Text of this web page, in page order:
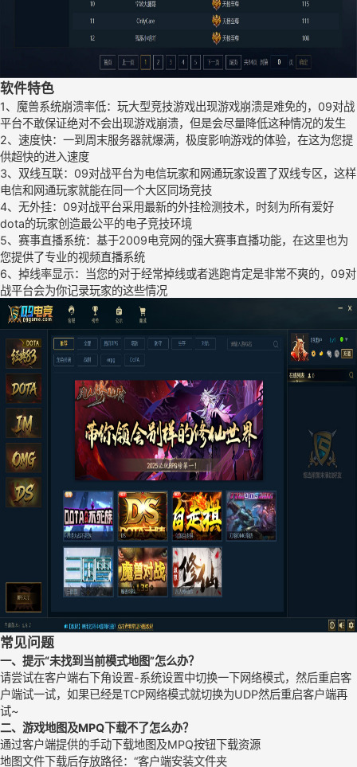
软件特色
1、魔兽系统崩溃率低：玩大型竞技游戏出现游戏崩溃是难免的，09对战
平台不敢保证绝对不会出现游戏崩溃，但是会尽量降低这种情况的发生
2、速度快：一到周末服务器就爆满，极度影响游戏的体验，在这为您提
供超快的进入速度
3、双线互联：09对战平台为电信玩家和网通玩家设置了双线专区，这样
电信和网通玩家就能在同一个大区同场竞技
4、无外挂：09对战平台采用最新的外挂检测技术，时刻为所有爱好
dota的玩家创造最公平的电子竞技环境
5、赛事直播系统：基于2009电竞网的强大赛事直播功能，在这里也为
您提供了专业的视频直播系统
6、掉线率显示：当您的对于经常掉线或者逃跑肯定是非常不爽的，09对
战平台会为你记录玩家的这些情况
常见问题
一、提示“未找到当前模式地图”怎么办？
请尝试在客户端右下角设置-系统设置中切换一下网络模式，然后重启客
户端试一试，如果已经是TCP网络模式就切换为UDP然后重启客户端再
试~
二、游戏地图及MPQ下载不了怎么办？
通过客户端提供的手动下载地图及MPQ按钮下载资源
地图文件下载后存放路径：“客户端安装文件夹